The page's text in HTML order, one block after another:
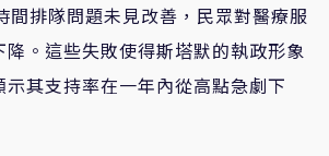
間排隊問題未見改善，民眾對醫療服
降。這些失敗使得斯塔默的執政形象
其支持率在一年內從高點急劇下